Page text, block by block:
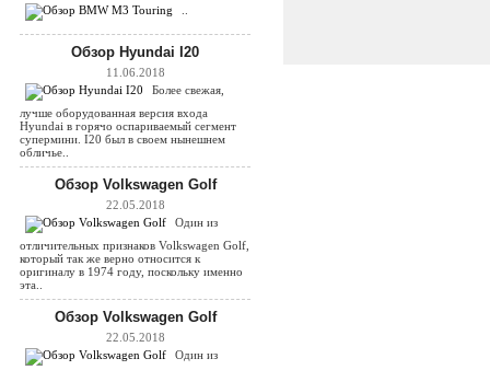
Обзор Hyundai I20
11.06.2018
Более свежая,
лучше оборудованная версия входа
Hyundai в горячо оспариваемый сегмент
супермини. I20 был в своем нынешнем
обличье..
Обзор Volkswagen Golf
22.05.2018
Один из
отличительных признаков Volkswagen Golf,
который так же верно относится к
оригиналу в 1974 году, поскольку именно
эта..
Обзор Volkswagen Golf
22.05.2018
Один из